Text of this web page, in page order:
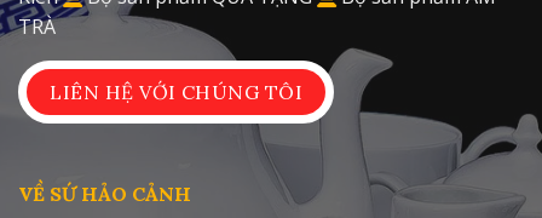
TRÀ
LIÊN HỆ VỚI CHÚNG TÔI
VỀ SỨ HẢO CẢNH